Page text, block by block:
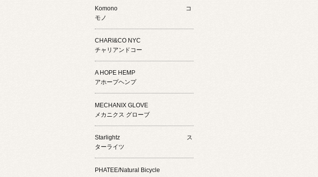
Komono コ
モノ
CHARI&CO NYC
チャリアンドコー
A HOPE HEMP
アホープヘンプ
MECHANIX GLOVE
メカニクス グローブ
Starlightz ス
ターライツ
PHATEE/Natural Bicycle